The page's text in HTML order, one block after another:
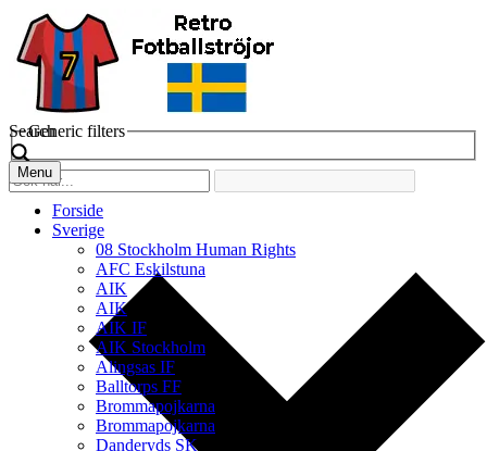
Search
Generic filters
Menu
Forside
Sverige
08 Stockholm Human Rights
AFC Eskilstuna
AIK
AIK
AIK IF
AIK Stockholm
Alingsas IF
Balltorps FF
Brommapojkarna
Brommapojkarna
Danderyds SK